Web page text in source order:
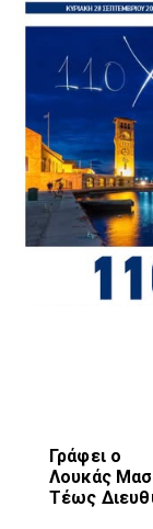
Γράφει ο
Λουκάς
Τέως